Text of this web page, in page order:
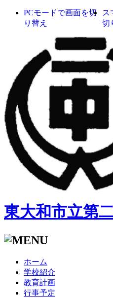
PCモードで画面を切
り替え
ス
切
東大和市立第
ホーム
学校紹介
教育計画
行事予定